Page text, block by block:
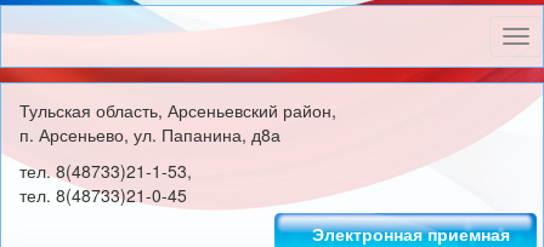
Тульская область, Арсеньевский район,
п. Арсеньево, ул. Папанина, д8а
тел. 8(48733)21-1-53,
тел. 8(48733)21-0-45
Электронная приемная